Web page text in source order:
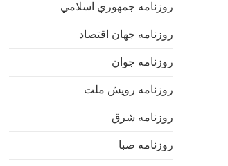
روزنامه جمهوري اسلامي
روزنامه جهان اقتصاد
روزنامه جوان
روزنامه رویش ملت
روزنامه شرق
روزنامه صبا